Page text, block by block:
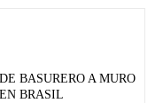
BASURERO A MURO
BRASIL